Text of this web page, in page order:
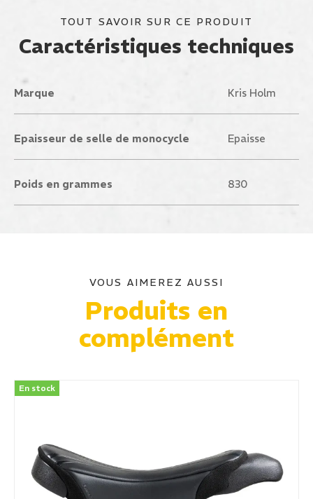
TOUT SAVOIR SUR CE PRODUIT
Caractéristiques techniques
Marque Kris Holm
Epaisseur de selle de monocycle Epaisse
Poids en grammes 830
VOUS AIMEREZ AUSSI
Produits en
complément
En stock